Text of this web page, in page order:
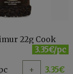
22g Cook
3.35€/pc
+ 3.35€